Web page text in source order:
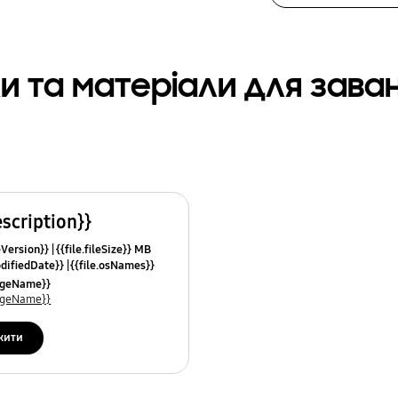
та матеріали для
{{file.fileSize}} MB
{{file.osNames}}